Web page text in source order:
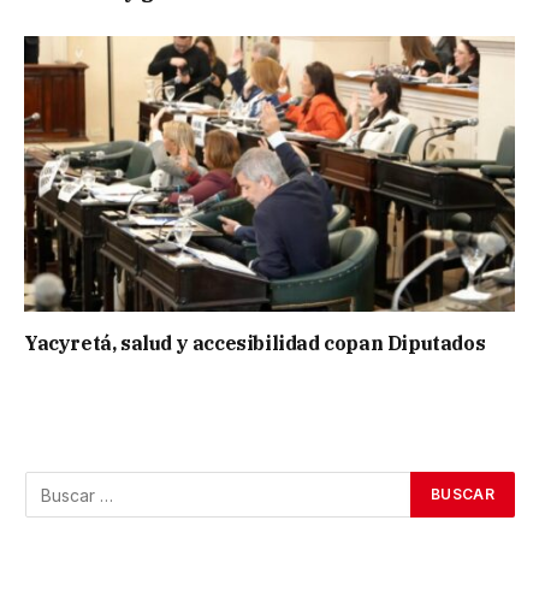
Yacyretá, salud y accesibilidad copan Diputados